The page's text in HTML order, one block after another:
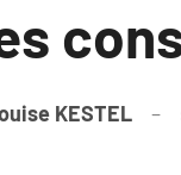
KESTEL